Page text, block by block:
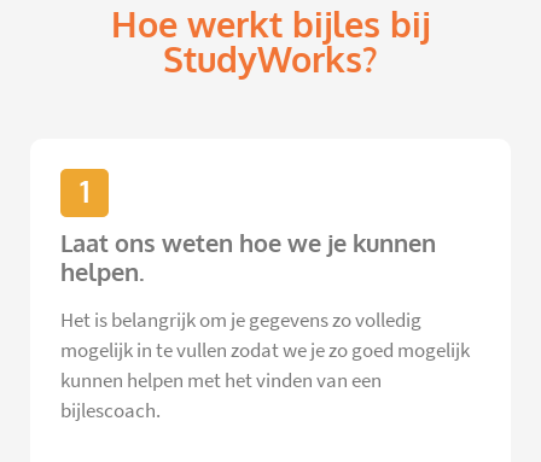
Hoe werkt bijles bij
StudyWorks?
1
Laat ons weten hoe we je kunnen
helpen.
Het is belangrijk om je gegevens zo volledig
mogelijk in te vullen zodat we je zo goed mogelijk
kunnen helpen met het vinden van een
bijlescoach.